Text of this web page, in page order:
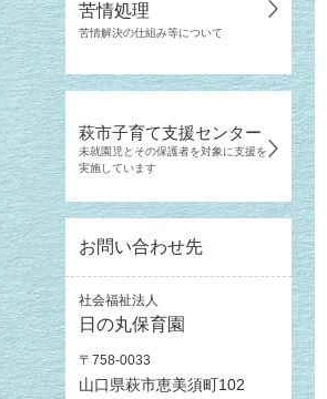
苦情処理
苦情解決の仕組み等について
萩市子育て支援センター
未就園児とその保護者を対象に支援を
実施しています
お問い合わせ先
社会福祉法人
日の丸保育園
〒758-0033
山口県萩市恵美須町102